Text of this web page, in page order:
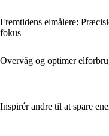
Fremtidens elmålere:
fokus
Overvåg og optimer
Inspirér andre til at spare